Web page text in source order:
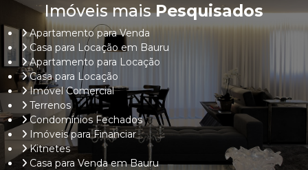
Imóveis maisPesquisados
Apartamento para Venda
Casa para Locação em Bauru
Apartamento para Locação
Casa para Locação
Imóvel Comercial
Terrenos
Condomínios Fechados
Imóveis para Financiar
Kitnetes
Casa para Venda em Bauru